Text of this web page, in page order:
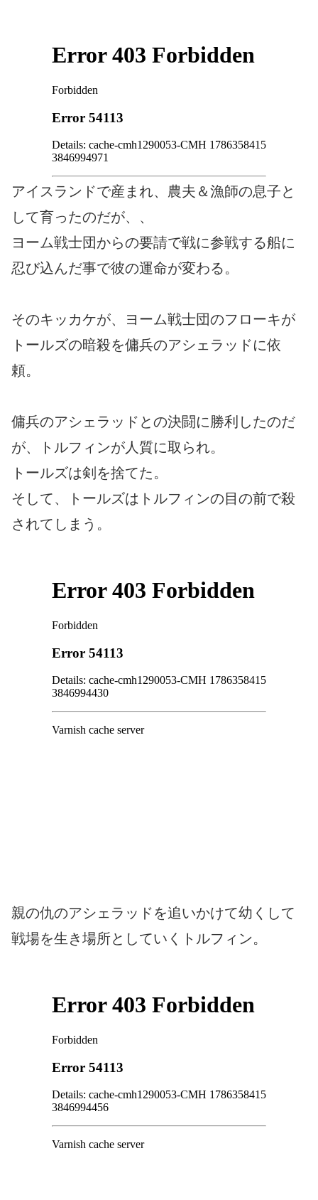
アイスランドで産まれ、農夫＆漁師の息子と
して育ったのだが、、
ヨーム戦士団からの要請で戦に参戦する船に
忍び込んだ事で彼の運命が変わる。
そのキッカケが、ヨーム戦士団のフローキが
トールズの暗殺を傭兵のアシェラッドに依
頼。
傭兵のアシェラッドとの決闘に勝利したのだ
が、トルフィンが人質に取られ。
トールズは剣を捨てた。
そして、トールズはトルフィンの目の前で殺
されてしまう。
親の仇のアシェラッドを追いかけて幼くして
戦場を生き場所としていくトルフィン。